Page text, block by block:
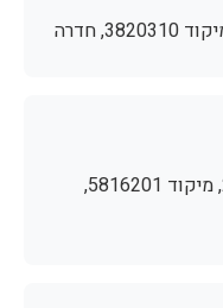
רחוב פנחס לבון מספר 26, מיקוד 5816201,